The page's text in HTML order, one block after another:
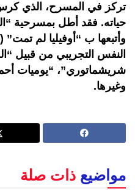
تركز في المسرح، الذي
النفس التجريبي من قبيل
شريشماتوري”، “يوميات
وغيرها.
مواضيع ذات صلة